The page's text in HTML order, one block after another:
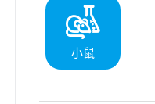
小鼠